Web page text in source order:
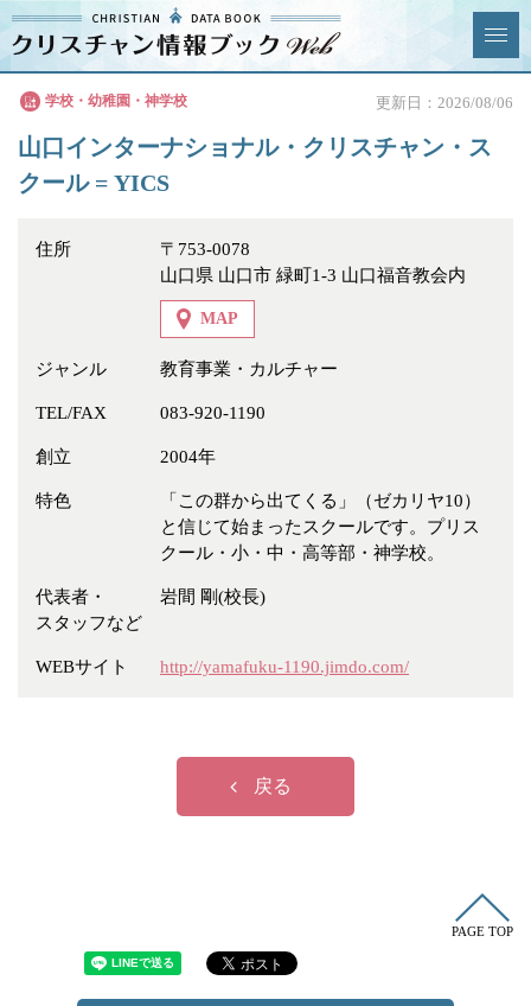
クリスチャン
情報ブックとは
News & Topics
よくあるご質問
情報掲載の変更・追加につい
エリア
教会
特別集会奉仕者 医療・福祉
各種団体
教団教派
お店・企業・その他
学校・幼稚園・神学校 更新日：2026/08/06
山口インターナショナル・クリスチャン・ス
クール = YICS
住所
〒753-0078
山口県 山口市 緑町1-3 山口福音教会内
MAP
ジャンル 教育事業・カルチャー
TEL/FAX 083-920-1190
創立 2004年
特色
「この群から出てくる」（ゼカリヤ10）
と信じて始まったスクールです。プリス
クール・小・中・高等部・神学校。
代表者・
スタッフなど
岩間 剛(校長)
WEBサイト http://yamafuku-1190.jimdo.com/
戻る
PAGE TOP